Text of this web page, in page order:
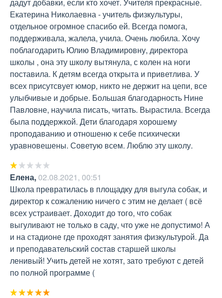
дадут добавки, если кто хочет. Учителя прекрасные.
Екатерина Николаевна - учитель физкультуры,
отдельное огромное спасибо ей. Всегда помога,
поддерживала, жалела, учила. Очень любила. Хочу
поблагодарить Юлию Владимировну, директора
школы , она эту школу вытянула, с колен на ноги
поставила. К детям всегда открыта и приветлива. У
всех присутсвует юмор, никто не держит на цепи, все
улыбчивые и добрые. Большая благодарность Нине
Павловне, научила писать, читать. Вырастила. Всегда
была поддержкой. Дети благодаря хорошему
проподаванию и отношеню к себе психически
уравновешены. Советую всем. Люблю эту школу.
Елена,02.08.2021, 00:51
Школа превратилась в площадку для выгула собак, и
директор к сожалению ничего с этим не делает ( всё
всех устраивает. Доходит до того, что собак
выгуливают не только в саду, что уже не допустимо! А
и на стадионе где проходят занятия физкультурой. Да
и преподавательский состав старшей школы
ленивый! Учить детей не хотят, зато требуют с детей
по полной программе (